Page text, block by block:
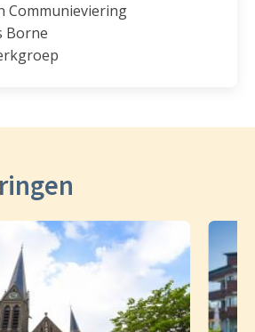
Communieviering
Borne